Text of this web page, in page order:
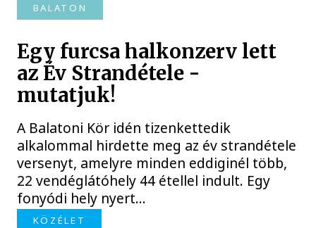
BALATON
Egy furcsa halkonzerv lett
az Év Strandétele -
mutatjuk!
A Balatoni Kör idén tizenkettedik
alkalommal hirdette meg az év strandétele
versenyt, amelyre minden eddiginél több,
22 vendéglátóhely 44 étellel indult. Egy
fonyódi hely nyert...
KÖZÉLET